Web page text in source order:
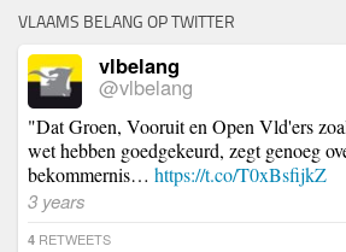
VLAAMS BELANG OP TWITTER
vlbelang
@vlbelang
"Dat Groen, Vooruit en Open Vld'ers
wet hebben goedgekeurd, zegt genoeg
bekommernis… https://t.co/T0xBsfijkZ
3 years
4 RETWEETS